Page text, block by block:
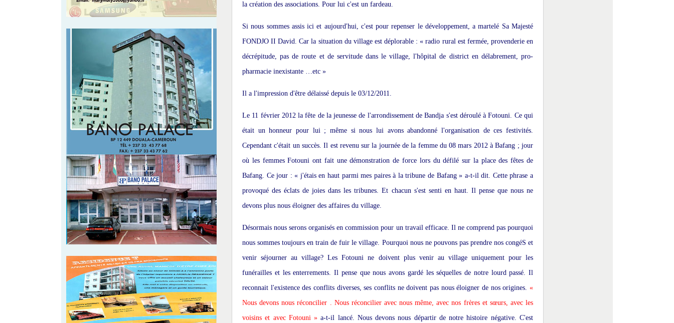
la création des associations. Pour lui c'est un fardeau.
Si nous sommes assis ici et aujourd'hui, c'est pour repenser le développement, a martelé Sa Majesté
FONDJO II David. Car la situation du village est déplorable : « radio rural est fermée, provenderie en
décrépitude, pas de route et de servitude dans le village, l'hôpital de district en délabrement, pro-
pharmacie inexistante …etc »
Il a l'impression d'être délaissé depuis le 03/12/2011.
Le 11 février 2012 la fête de la jeunesse de l'arrondissement de Bandja s'est déroulé à Fotouni. Ce qui
était un honneur pour lui ; même si nous lui avons abandonné l'organisation de ces festivités.
Cependant c'était un succès. Il est revenu sur la journée de la femme du 08 mars 2012 à Bafang ; jour
où les femmes Fotouni ont fait une démonstration de force lors du défilé sur la place des fêtes de
Bafang. Ce jour : « j'étais en haut parmi mes paires à la tribune de Bafang » a-t-il dit. Cette phrase a
provoqué des éclats de joies dans les tribunes. Et chacun s'est senti en haut. Il pense que nous ne
devons plus nous éloigner des affaires du village.
Désormais nous serons organisés en commission pour un travail efficace. Il ne comprend pas pourquoi
nous sommes toujours en train de fuir le village. Pourquoi nous ne pouvons pas prendre nos congéS et
venir séjourner au village? Les Fotouni ne doivent plus venir au village uniquement pour les
funérailles et les enterrements. Il pense que nous avons gardé les séquelles de notre lourd passé. Il
reconnait l'existence des conflits diverses, ses conflits ne doivent pas nous éloigner de nos origines. «
Nous devons nous réconcilier . Nous réconcilier avec nous même, avec nos frères et sœurs, avec les
voisins et avec Fotouni »a-t-il lancé. Nous devons nous départir de notre histoire négative. C'est